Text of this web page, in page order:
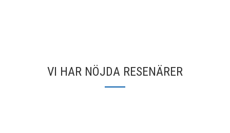
VI HAR NÖJDA RESENÄRER